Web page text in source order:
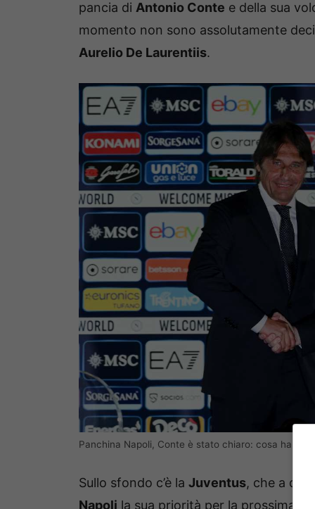
pancia di Antonio Conte e della sua
momento non sono assolutamente
Aurelio De Laurentiis.
Panchina Napoli, Conte è stato chiaro: cosa ha
Sullo sfondo c’è la Juventus, che a
Napoli la sua priorità per la prossima